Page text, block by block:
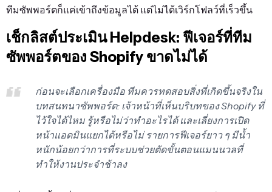
ทีมซัพพอร์ตก็แค่เข้าถึงข้อมูลได้ แต่ไม่ได้เวิร์กโฟลว์ที่เร็วขึ้น
เช็กลิสต์ประเมิน Helpdesk: ฟีเจอร์ที่ทีม
ซัพพอร์ตของ Shopify ขาดไม่ได้
ก่อนจะเลือกเครื่องมือ ทีมควรทดสอบสิ่งที่เกิดขึ้นจริงใน
บทสนทนาซัพพอร์ต: เจ้าหน้าที่เห็นบริบทของ Shopify ที่
ไว้ใจได้ไหม รู้หรือไม่ว่าทำอะไรได้ และเลี่ยงการเปิด
หน้าแอดมินแยกได้หรือไม่ รายการฟีเจอร์ยาว ๆ มีน้ำ
หนักน้อยกว่าการที่ระบบช่วยตัดขั้นตอนแมนนวลที่
ทำให้งานประจำช้าลง